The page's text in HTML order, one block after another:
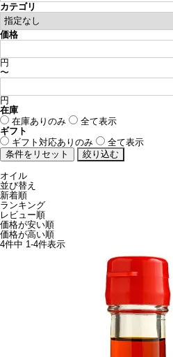
カテゴリ
価格
円
〜
円
在庫
在庫ありのみ
全て表示
ギフト
ギフト対応ありのみ
全て表示
オイル
並び替え
新着順
ランキング
レビュー順
価格が安い順
価格が高い順
4件中 1 -4件表示